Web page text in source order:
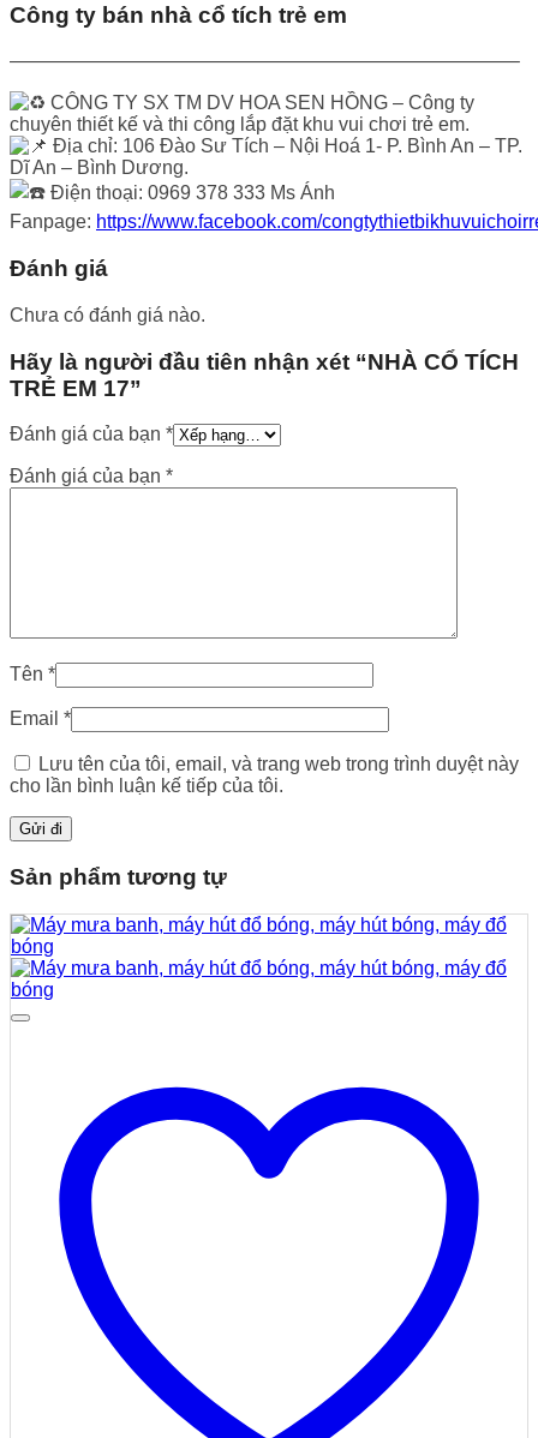
Công ty bán nhà cổ tích trẻ em
——————————————————————————–
CÔNG TY SX TM DV HOA SEN HỒNG – Công ty
chuyên thiết kế và thi công lắp đặt khu vui chơi trẻ em.
Địa chỉ: 106 Đào Sư Tích – Nội Hoá 1- P. Bình An – TP.
Dĩ An – Bình Dương.
Điện thoại: 0969 378 333 Ms Ánh
Fanpage: https://www.facebook.com/
Đánh giá
Chưa có đánh giá nào.
Hãy là người đầu tiên nhận xét “NHÀ CỔ TÍCH
TRẺ EM 17”
Đánh giá của bạn *
Đánh giá của bạn *
Tên *
Email *
Lưu tên của tôi, email, và trang web trong trình duyệt này
cho lần bình luận kế tiếp của tôi.
Sản phẩm tương tự